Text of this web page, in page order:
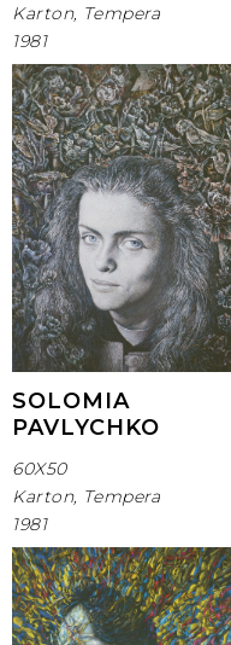
Karton, Tempera
1981
SOLOMIA
PAVLYCHKO
60X50
Karton, Tempera
1981